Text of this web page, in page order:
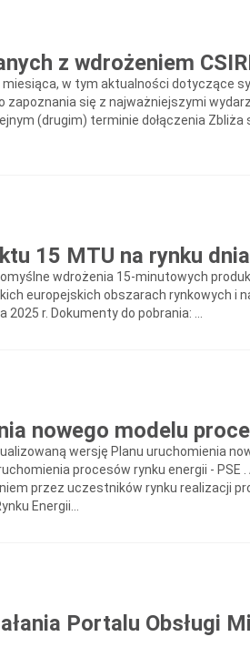
z wdrożeniem
w tym aktualności dotyczące
się z najważniejszymi
(drugim) terminie dołączenia Zbliża
15 MTU na rynku
wdrożenia 15-minutowych
europejskich obszarach rynkowych i
r. Dokumenty do pobrania: ...
nowego modelu
wersję Planu uruchomienia
procesów rynku energii - PSE
przez uczestników rynku realizacji
Energii...
Portalu Obsługi